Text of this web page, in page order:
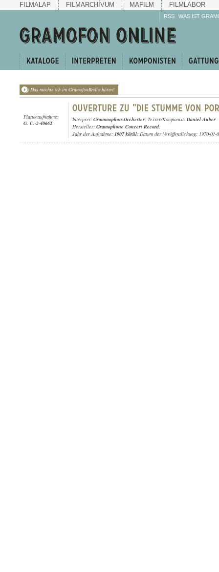
FILMALAP FILMARCHÍVUM MAFILM FILMLABOR
RSS WAS IST
Das möchte ich im GramofonRadio hören!
Plattenaufnahme:
G. C.-2-40662
Interpret: Grammophon-Orchester; Texter/Komponist:Daniel Auber
Hersteller: Gramophone Concert Record;
Jahr der Aufnahme: 1907 körül; Datum der Veröffentlichung: 1970-01-